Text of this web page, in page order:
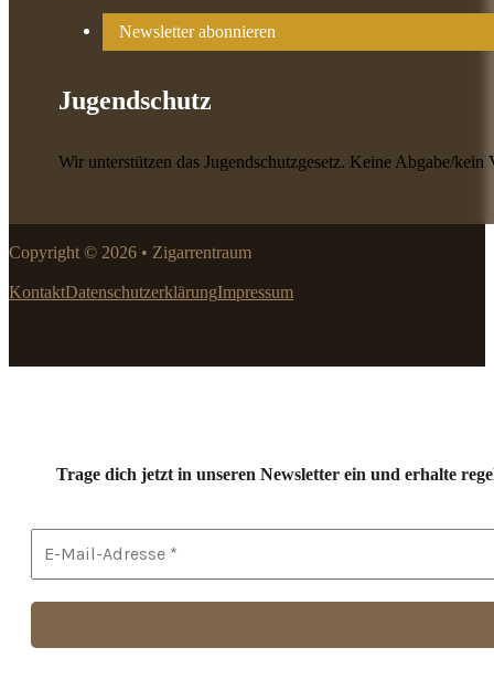
Newsletter abonnieren
Jugendschutz
Wir unterstützen das Jugendschutzgesetz. Keine Abgabe/
Copyright © 2026 • Zigarrentraum
KontaktDatenschutzerklärungImpressum
Trage dich jetzt in unseren Newsletter ein und erhalte